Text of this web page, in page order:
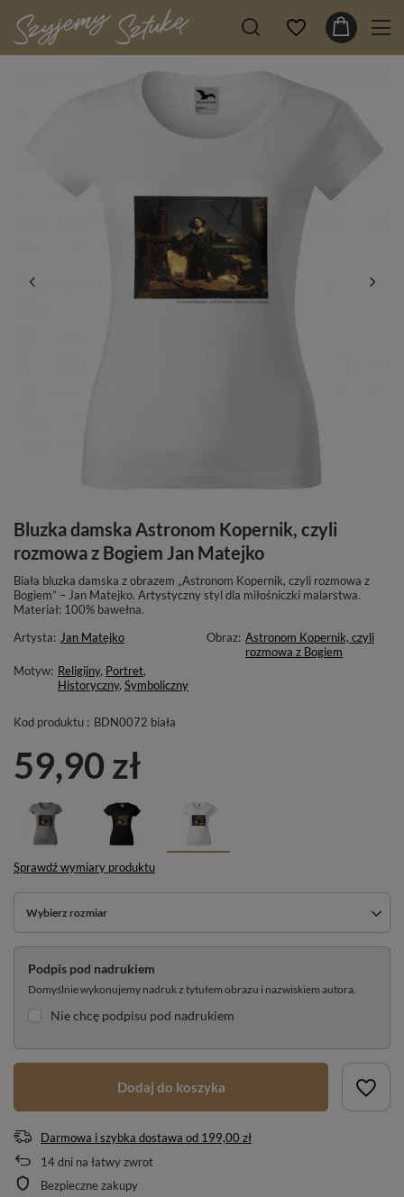
Bluzka damska Astronom Kopernik, czyli
rozmowa z Bogiem Jan Matejko
Biała bluzka damska z obrazem „Astronom Kopernik, czyli rozmowa z
Bogiem” – Jan Matejko. Artystyczny styl dla miłośniczki malarstwa.
Materiał: 100% bawełna.
Artysta: Jan Matejko Obraz: Astronom Kopernik, czyli
rozmowa z Bogiem
Motyw: Religijny, Portret,
Historyczny, Symboliczny
Kod produktu : BDN0072 biała
59,90 zł
Sprawdź wymiary produktu
Wybierz rozmiar
Podpis pod nadrukiem
Domyślnie wykonujemy nadruk z tytułem obrazu i nazwiskiem autora.
Nie chcę podpisu pod nadrukiem
Dodaj do koszyka
Darmowa i szybka dostawa od 199,00 zł
14dni na łatwy zwrot
Bezpieczne zakupy